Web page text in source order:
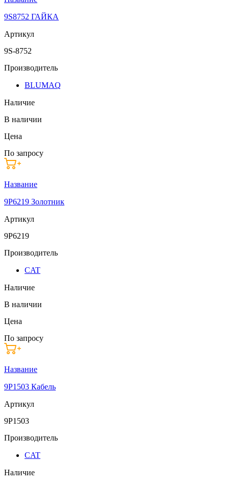
9S8752 ГАЙКА
Артикул
9S-8752
Производитель
BLUMAQ
Наличие
В наличии
Цена
По запросу
Название
9P6219 Золотник
Артикул
9P6219
Производитель
CAT
Наличие
В наличии
Цена
По запросу
Название
9P1503 Кабель
Артикул
9P1503
Производитель
CAT
Наличие